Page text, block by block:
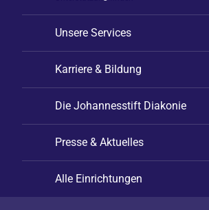
Unsere Services
Karriere & Bildung
Die Johannesstift Diakonie
Presse & Aktuelles
Alle Einrichtungen